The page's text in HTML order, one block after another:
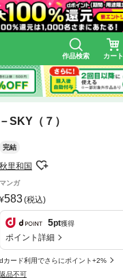
作品検索 カート
SKY（７）
完結
秋里和国
マンガ
583(税込)
5pt獲得
ポイント詳細
dカード利用でさらにポイント+2%
返品不可